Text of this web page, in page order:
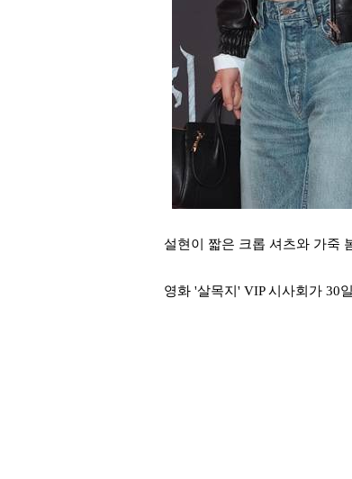
설현이 짧은 크롭 셔츠와 가죽
영화 '살목지' VIP 시사회가 30